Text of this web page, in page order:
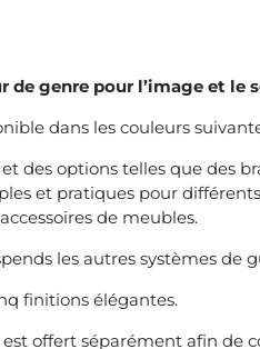
de genre pour l’image et le
dans les couleurs
des options telles que des
et pratiques pour
de meubles.
les autres systèmes de
finitions élégantes.
offert séparément afin de